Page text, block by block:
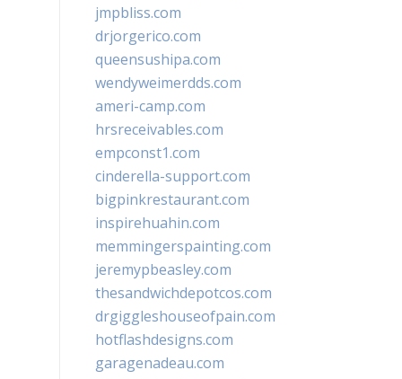
jmpbliss.com
drjorgerico.com
queensushipa.com
wendyweimerdds.com
ameri-camp.com
hrsreceivables.com
empconst1.com
cinderella-support.com
bigpinkrestaurant.com
inspirehuahin.com
memmingerspainting.com
jeremypbeasley.com
thesandwichdepotcos.com
drgiggleshouseofpain.com
hotflashdesigns.com
garagenadeau.com